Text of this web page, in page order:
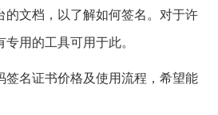
的文档，以了解如何签名。对于许
用的工具可用于此。
签名证书价格及使用流程，希望能